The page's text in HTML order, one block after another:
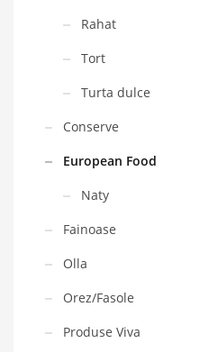
Rahat
Tort
Turta dulce
Conserve
European Food
Naty
Fainoase
Olla
Orez/Fasole
Produse Viva